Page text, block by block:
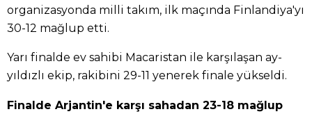
organizasyonda milli takım, ilk maçında Finlandiya'yı
30-12 mağlup etti.
Yarı finalde ev sahibi Macaristan ile karşılaşan ay-
yıldızlı ekip, rakibini 29-11 yenerek finale yükseldi.
Finalde Arjantin'e karşı sahadan 23-18 mağlup